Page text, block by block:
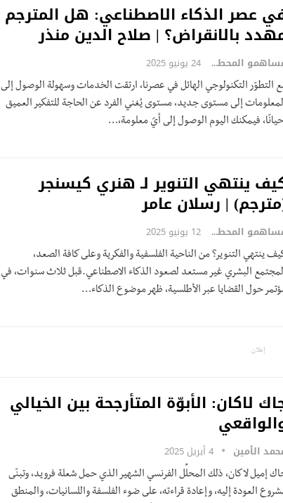
عصر الذكاء الاصطناعي: هل المترجم
بالانقراض؟ | صلاح الدين منذر
مساهمو المحطة 24 يونيو 2025
التطوّر التكنولوجي الهائل في عصرنا، ارتقت الخدمات وسهولة الوصول إلى
إلى مستوى جديد، مستوى يُغني الفرد عن الحاجة للتفكير العميق
فيمكنك اليوم الوصول إلى أيً معلومة،…
ينتهي التنوير لـ هنري كيسنجر
| رسلان عامر
مساهمو المحطة 12 يونيو 2025
ينتهي التنوير؟ من الناحية الفلسفية والفكرية وعلى كافة الصعد،
البشري غير مستعد لصعود الذكاء الاصطناعي.قبل ثلاث سنوات، في
حول القضايا عبر الأطلسية، ظهر موضوع الذكاء…
إعلان
لاكان: الأبوّة المتأرجحة بين الخيالي
الأمين 4 أبريل 2025
إميل لاكان، ذلك المحلِّل الفرنسي الشهير الذي حمل شعلة فرويد، وتبنّى
العودة إليه، وإعادة قراءته، على ضوء الفلسفة واللسانيات، والمنطق